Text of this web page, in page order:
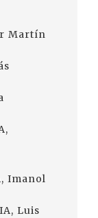
Martín
Imanol
Luis